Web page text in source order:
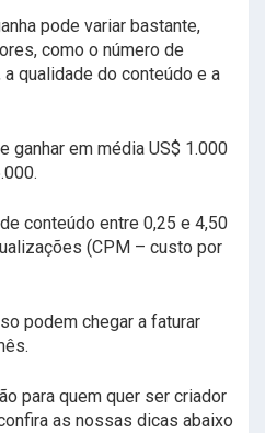
pode variar bastante,
como o número de
qualidade do conteúdo e a
ganhar em média US$ 1.000
conteúdo entre 0,25 e 4,50
(CPM – custo por
podem chegar a faturar
para quem quer ser criador
as nossas dicas abaixo